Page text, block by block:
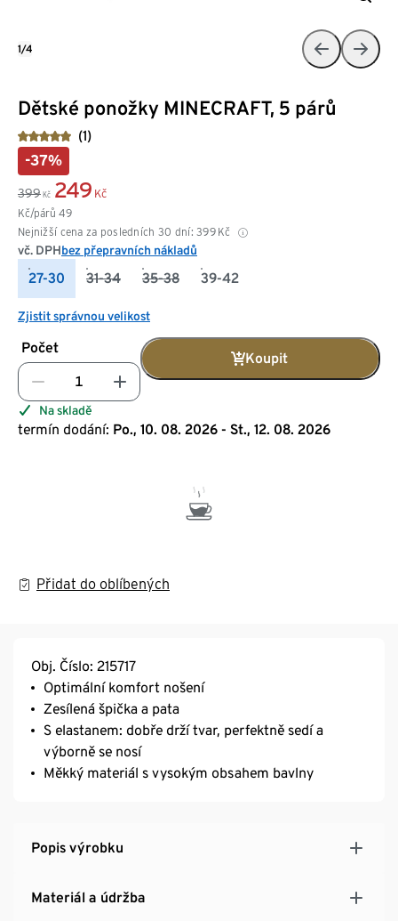
Dětské ponožky MINECRAFT, 5 párů
(1)
-37%
399 Kč 249 Kč
Kč/párů 49
Nejnižší cena za posledních 30 dní: 399 Kč
vč. DPHbez přepravních nákladů
27-30 31-34 35-38 39-42
Zjistit správnou velikost
Počet
Koupit
Na skladě
termín dodání: Po., 10. 08. 2026 - St., 12. 08. 2026
Přidat do oblíbených
1/4
Obj. Číslo: 215717
Optimální komfort nošení
Zesílená špička a pata
S elastanem: dobře drží tvar, perfektně sedí a
výborně se nosí
Měkký materiál s vysokým obsahem bavlny
Popis výrobku
Materiál a údržba